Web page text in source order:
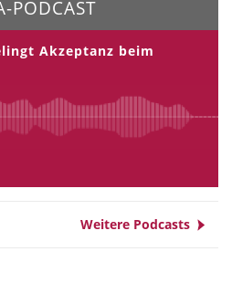
PODCAST
Akzeptanz beim
Weitere Podcasts